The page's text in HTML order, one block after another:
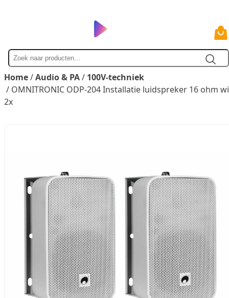
Zoek
naar
Home/Audio & PA/ 100V-techniek
/ OMNITRONIC ODP-204 Installatie luidspreker 16 ohm
2x